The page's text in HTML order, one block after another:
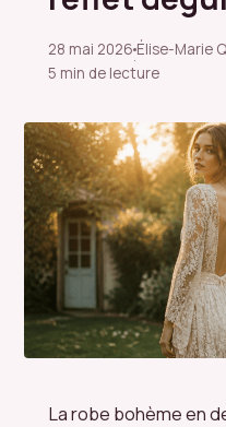
28 mai 2026
·
Élise-Marie
5 min de lecture
La robe bohème en